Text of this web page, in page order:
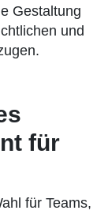
Gestaltung
und
für
für Teams,